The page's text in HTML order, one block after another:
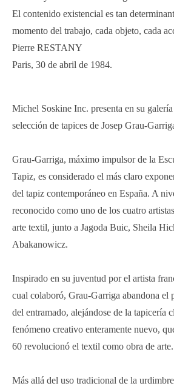
El contenido existencial es tan
momento del trabajo, cada objeto, cada
Pierre RESTANY
Paris, 30 de abril de 1984.
Michel Soskine Inc. presenta en su
selección de tapices de Josep Grau-
Grau-Garriga, máximo impulsor de la
Tapiz, es considerado el más claro
del tapiz contemporáneo en España. A
reconocido como uno de los cuatro
arte textil, junto a Jagoda Buic, Sheila
Abakanowicz.
Inspirado en su juventud por el artista
cual colaboró, Grau-Garriga abandona el
del entramado, alejándose de la tapicería
fenómeno creativo enteramente nuevo,
60 revolucionó el textil como obra de arte.
Más allá del uso tradicional de la